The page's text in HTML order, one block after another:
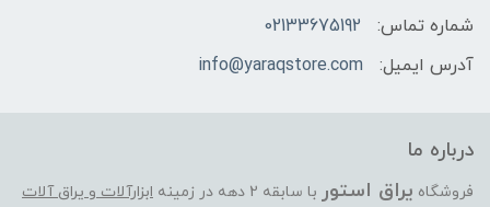
شماره تماس:
02133675192
آدرس ایمیل:
info@yaraqstore.com
درباره ما
فروشگاه یراق استور با سابقه 2 دهه در زمینه
ابزارآلات و یراق آلات